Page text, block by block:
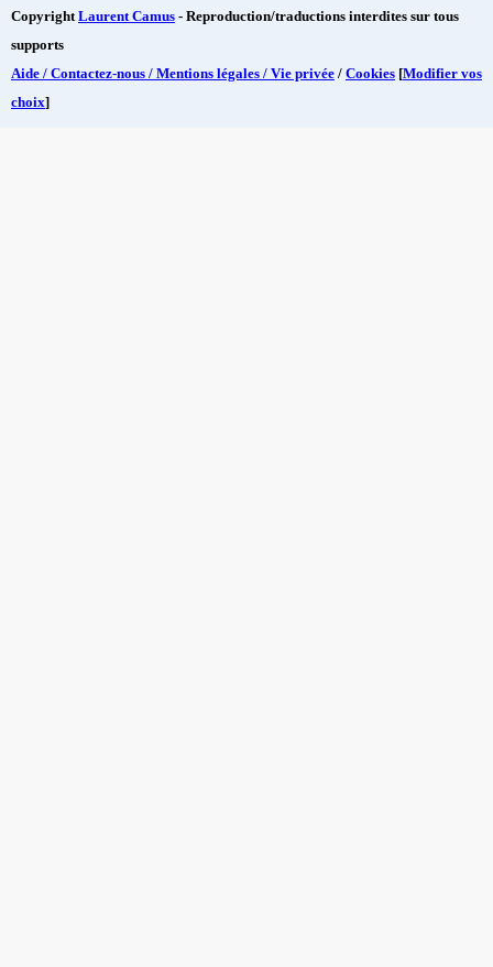
Copyright Laurent Camus - Reproduction/traductions interdites sur tous
supports
Aide / Contactez-nous / Mentions légales / Vie privée / Cookies [Modifier vos
choix]